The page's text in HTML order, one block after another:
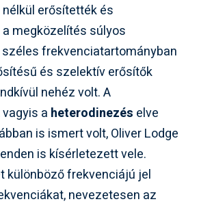
erősítették és
megközelítés súlyos
frekvenciatartományban
és szelektív erősítők
nehéz volt. A
a heterodinezés elve
is ismert volt, Oliver Lodge
is kísérletezett vele.
különböző frekvenciájú jel
nevezetesen az